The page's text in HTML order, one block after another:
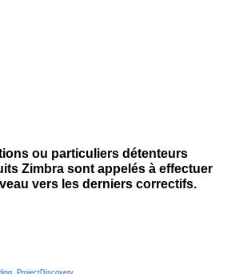
ou particuliers détenteurs
Zimbra sont appelés à effectuer
vers les derniers correctifs.
ProjectDiscovery